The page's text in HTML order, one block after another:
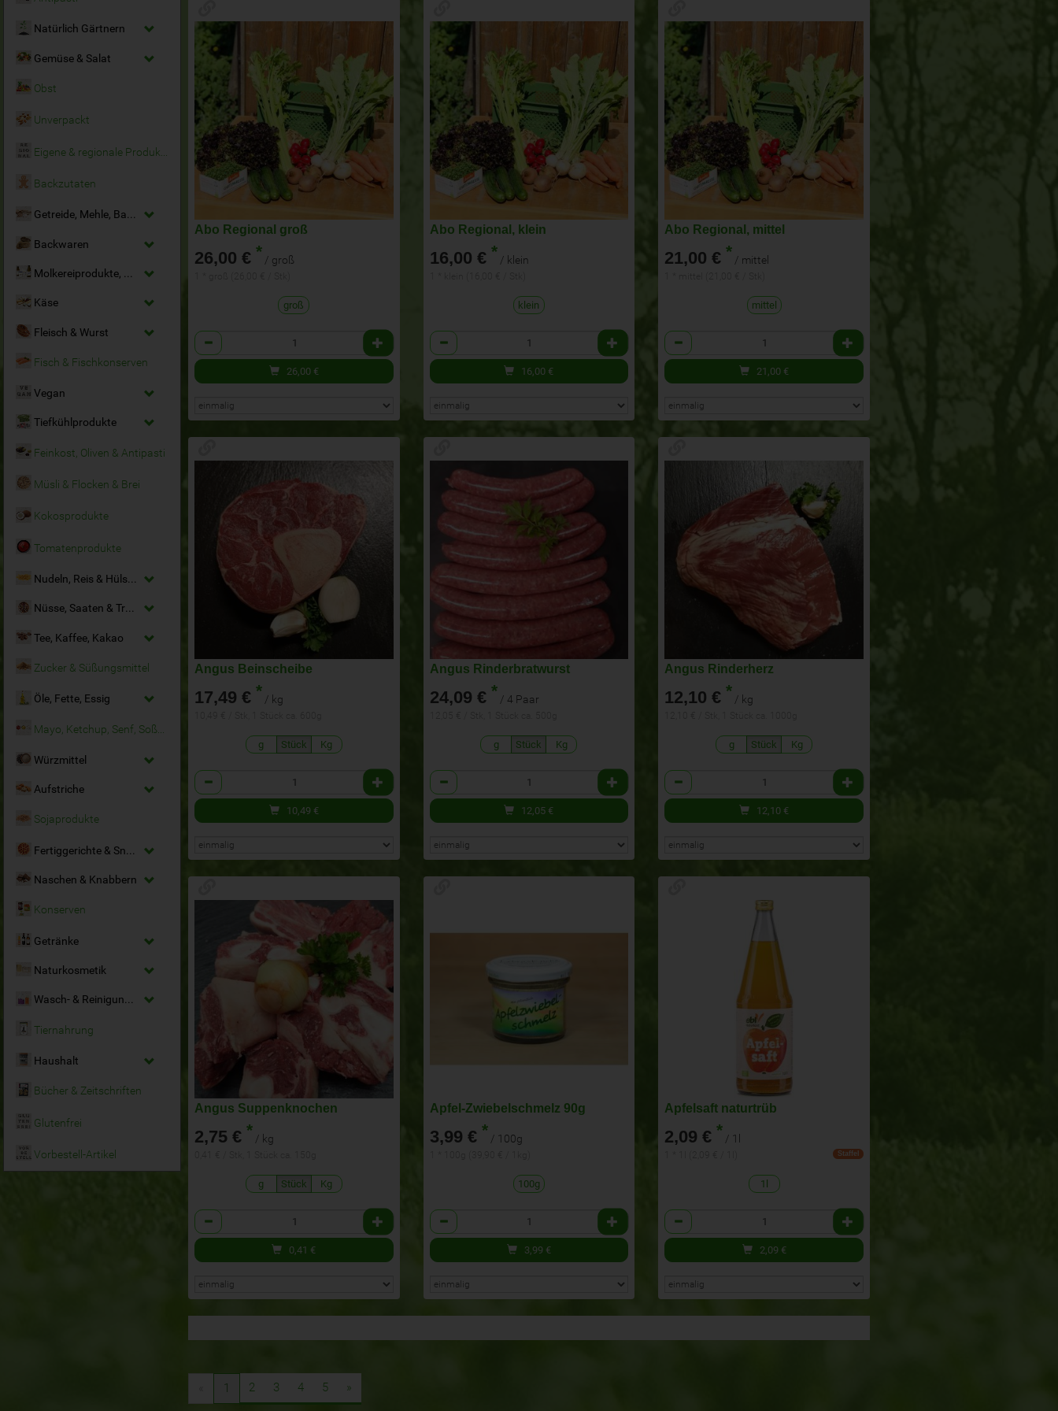
Natürlich Gärtnern
Gemüse & Salat
Obst
Unverpackt
Backzutaten
Getreide, Mehle, Backmittel
Backwaren
Molkereiprodukte, Milchersatz & Eier
Käse
Fleisch & Wurst
Fisch & Fischkonserven
Vegan
Tiefkühlprodukte
Feinkost, Oliven & Antipasti
Müsli & Flocken & Brei
Kokosprodukte
Tomatenprodukte
Nudeln, Reis & Hülsenfrüchte
Nüsse, Saaten & Trockenfrüchte
Tee, Kaffee, Kakao
Zucker & Süßungsmittel
Öle, Fette, Essig
Würzmittel
Aufstriche
Sojaprodukte
Fertiggerichte & Snacks
Naschen & Knabbern
Konserven
Getränke
Naturkosmetik
Wasch- & Reinigungsmittel
Tiernahrung
Haushalt
Bücher & Zeitschriften
Glutenfrei
Vorbestell-Artikel
Abo Regional groß
26,00 € * / groß
groß
Anzahl
26,00 €
Abo Regional, klein
16,00 € * / klein
klein
Anzahl
16,00 €
Abo Regional, mittel
21,00 € * / mittel
mittel
Anzahl
21,00 €
Angus Beinscheibe
17,49 € * / kg
g Stück Kg
Anzahl
10,49 €
Angus Rinderbratwurst
24,09 € * / 4 Paar
g Stück Kg
Anzahl
12,05 €
Angus Rinderherz
12,10 € * / kg
g Stück Kg
Anzahl
12,10 €
Angus Suppenknochen
2,75 € * / kg
g Stück Kg
Anzahl
0,41 €
Apfel-Zwiebelschmelz 90g
3,99 € * / 100g
100g
Anzahl
3,99 €
Apfelsaft naturtrüb
2,09 € * / 1l
Staffel
1l
Anzahl
2,09 €
1 2 3 4 5 »